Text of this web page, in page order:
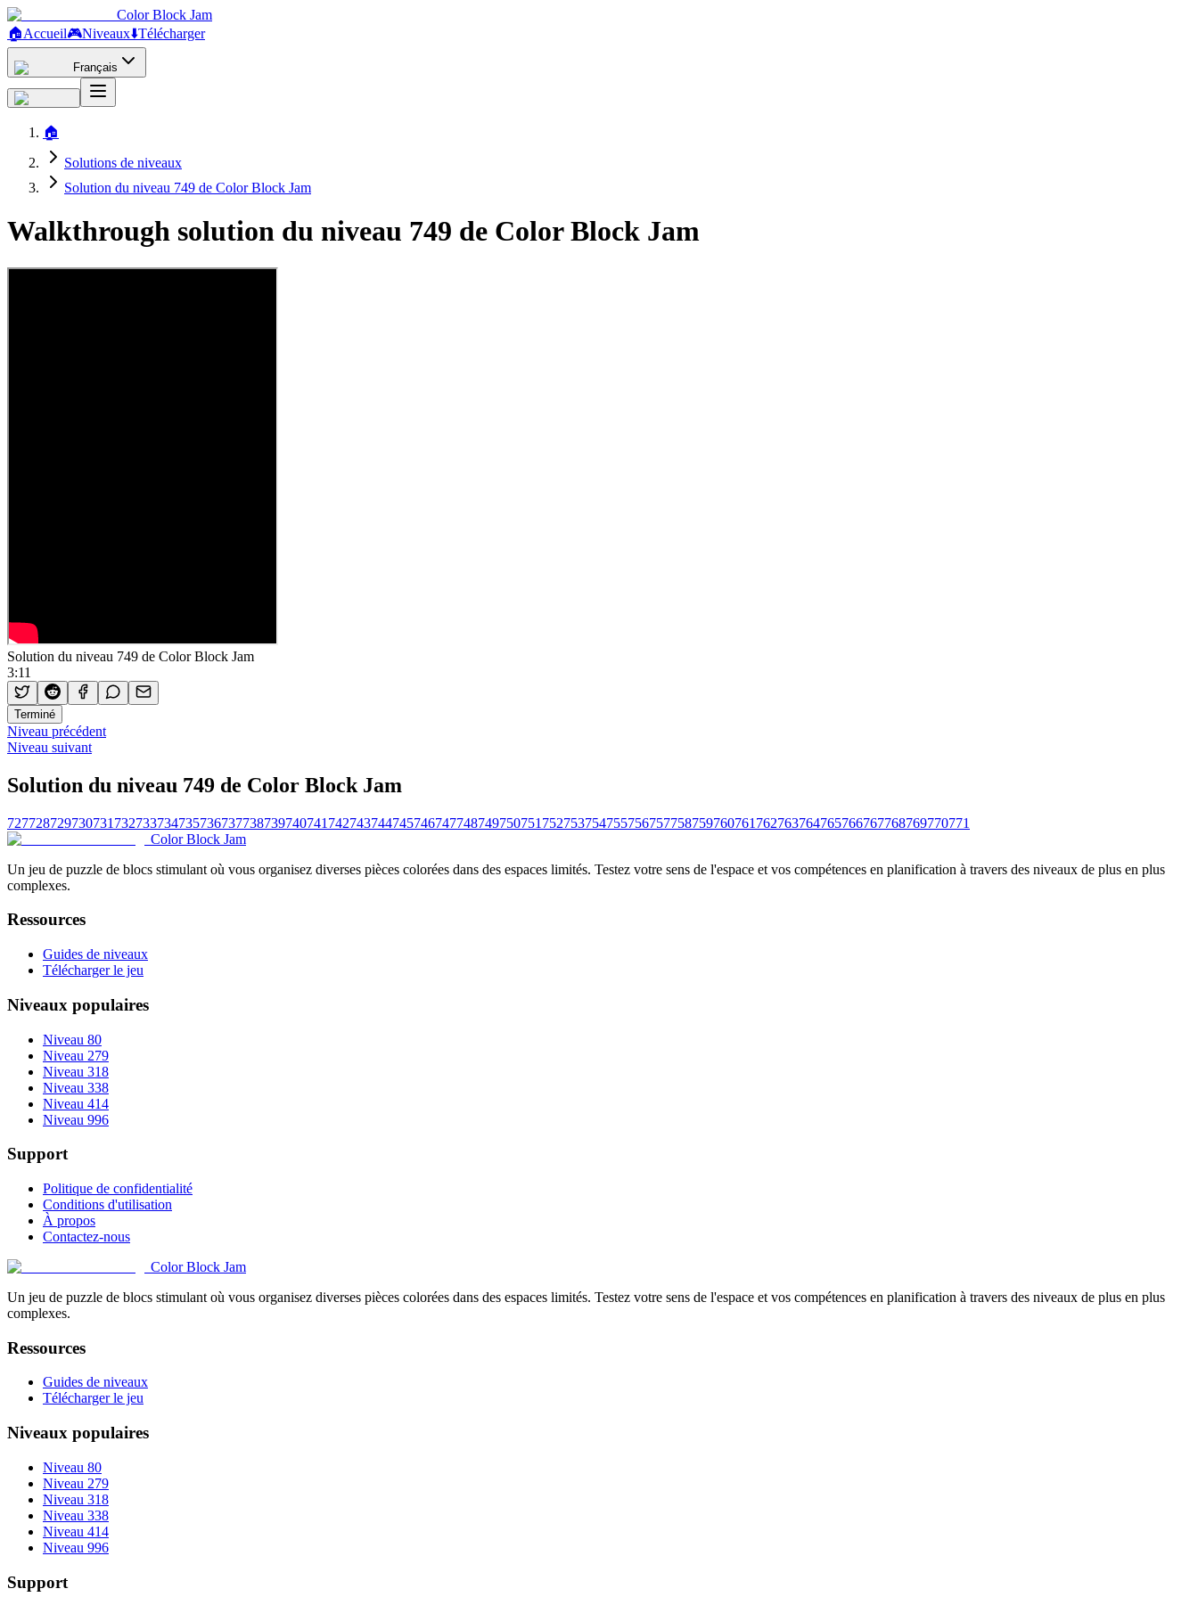
Color Block Jam
🏠Accueil🎮Niveaux⬇️Télécharger
Français
🏠
Solutions de niveaux
Solution du niveau 749 de Color Block Jam
Walkthrough solution du niveau 749 de Color Block Jam
Solution du niveau 749 de Color Block Jam
3:11
Terminé
Niveau précédent
Niveau suivant
Solution du niveau 749 de Color Block Jam
727728729730731 732733734735736737738739740741 742743744745746747748749750751 752753754755756757758759760761 762763764765766767768769770771
Color Block Jam
Un jeu de puzzle de blocs stimulant où vous organisez diverses pièces colorées dans des espaces limités. Testez votre sens de l'espace et vos compétences en planification à travers des niveaux de plus en plus
complexes.
Ressources
Guides de niveaux
Télécharger le jeu
Niveaux populaires
Niveau 80
Niveau 279
Niveau 318
Niveau 338
Niveau 414
Niveau 996
Support
Politique de confidentialité
Conditions d'utilisation
À propos
Contactez-nous
Color Block Jam
Un jeu de puzzle de blocs stimulant où vous organisez diverses pièces colorées dans des espaces limités. Testez votre sens de l'espace et vos compétences en planification à travers des niveaux de plus en plus
complexes.
Ressources
Guides de niveaux
Télécharger le jeu
Niveaux populaires
Niveau 80
Niveau 279
Niveau 318
Niveau 338
Niveau 414
Niveau 996
Support